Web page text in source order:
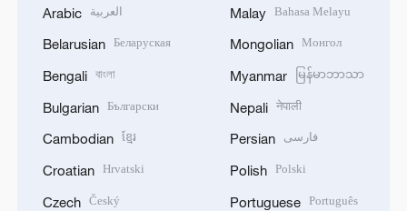
Arabic العربية
Belarusian Беларуская
Bengali বাংলা
Bulgarian Български
Cambodian ខ្មែរ
Croatian Hrvatski
Czech Český
Malay Bahasa Melayu
Mongolian Монгол
Myanmar မြန်မာဘာသာ
Nepali नेपाली
Persian فارسی
Polish Polski
Portuguese Português